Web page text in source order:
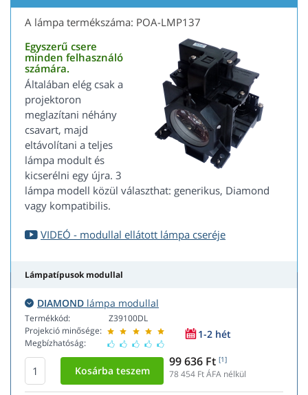
A lámpa termékszáma: POA-LMP137
Egyszerű csere
minden felhasználó
számára.
Általában elég csak a
projektoron
meglazítani néhány
csavart, majd
eltávolítani a teljes
lámpa modult és
kicserélni egy újra. 3
lámpa modell közül választhat: generikus, Diamond
vagy kompatibilis.
VIDEÓ - modullal ellátott lámpa cseréje
Lámpatípusok modullal
DIAMOND lámpa modullal
Termékkód:
Projekció minősége:
Megbízhatóság:
Z39100DL
1-2 hét
99 636 Ft [1]
78 454 Ft ÁFA nélkül